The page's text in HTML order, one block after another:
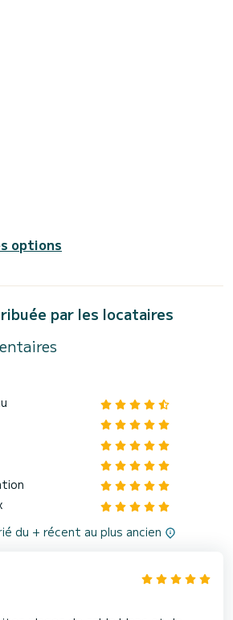
options
par les locataires
du + récent au plus ancien